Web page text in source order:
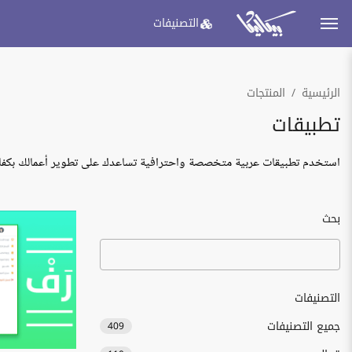
التصنيفات
الرئيسية المنتجات
تطبيقات
استخدم تطبيقات عربية متخصصة واحترافية تساعدك على تطوير أعمالك
بحث
التصنيفات
جميع التصنيفات
409